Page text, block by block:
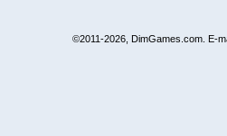
©2011-2026, DimGames.com. E-